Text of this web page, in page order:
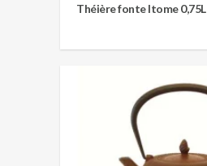
Théière fonte Itome 0,75L